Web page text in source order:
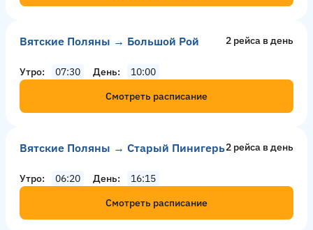
Вятские Поляны → Большой Рой 2 рейсa в день
Утро 07:30 День
10:00
Смотреть расписание
Вятские Поляны → Старый Пинигерь2 рейсa в день
Утро 06:20 День
16:15
Смотреть расписание